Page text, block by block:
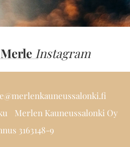
Instagram
Merlen Kauneussalonki Oy
3163148-9